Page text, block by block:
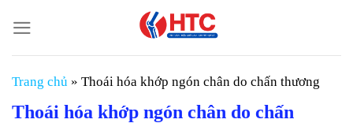
đến
nội
dung
Trang chủ » Thoái hóa khớp ngón chân do chấn thương
Thoái hóa khớp ngón chân do chấn